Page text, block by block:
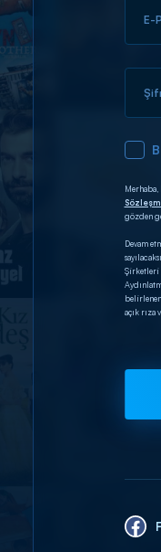
E-
gözden
Devam
Şirketleri
açık